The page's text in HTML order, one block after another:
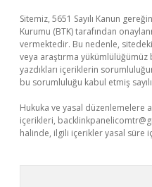
Sitemiz, 5651 Sayılı Kanun
Kurumu (BTK) tarafından
vermektedir. Bu nedenle,
veya araştırma
yazdıkları içeriklerin
bu sorumluluğu kabul etmiş
Hukuka ve yasal düzenlemelere
içerikleri,
halinde, ilgili içerikler yasal süre